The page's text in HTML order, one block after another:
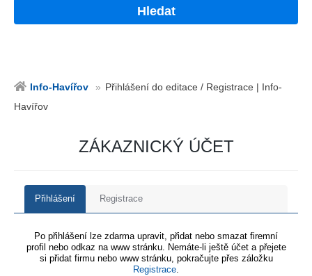
Hledat
Info-Havířov
Přihlášení do editace / Registrace | Info-
Havířov
ZÁKAZNICKÝ ÚČET
Přihlášení Registrace
Po přihlášení lze zdarma upravit, přidat nebo smazat firemní
profil nebo odkaz na www stránku. Nemáte-li ještě účet a přejete
si přidat firmu nebo www stránku, pokračujte přes záložku
Registrace.